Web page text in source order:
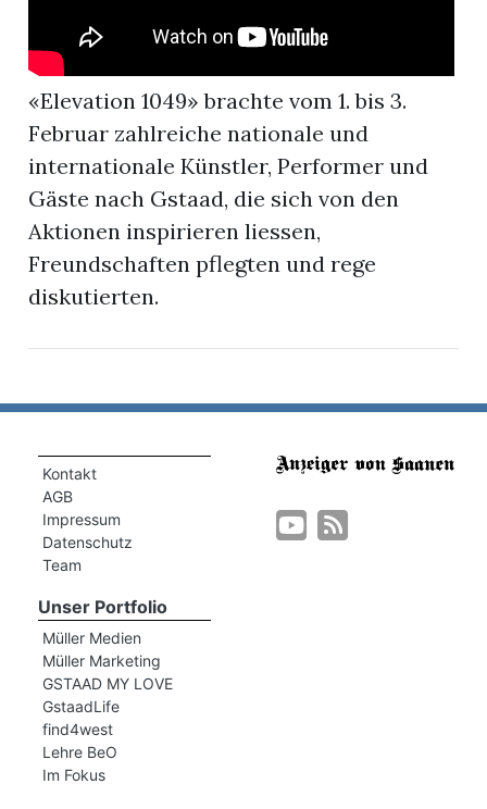
«Elevation 1049» brachte vom 1. bis 3.
Februar zahlreiche nationale und
internationale Künstler, Performer und
Gäste nach Gstaad, die sich von den
Aktionen inspirieren liessen,
Freundschaften pflegten und rege
diskutierten.
Kontakt
AGB
Impressum
Datenschutz
Team
Unser Portfolio
Müller Medien
Müller Marketing
GSTAAD MY LOVE
GstaadLife
find4west
Lehre BeO
Im Fokus